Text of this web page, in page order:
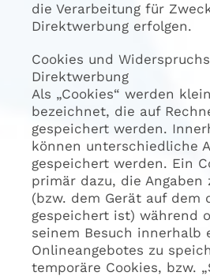
die Verarbeitung für
Direktwerbung erfolgen.
Cookies und
Direktwerbung
Als „Cookies“ werden
bezeichnet, die auf
gespeichert werden.
können unterschiedliche
gespeichert werden. Ein
primär dazu, die Angaben
(bzw. dem Gerät auf dem
gespeichert ist) während
seinem Besuch innerhalb
Onlineangebotes zu
temporäre Cookies, bzw.